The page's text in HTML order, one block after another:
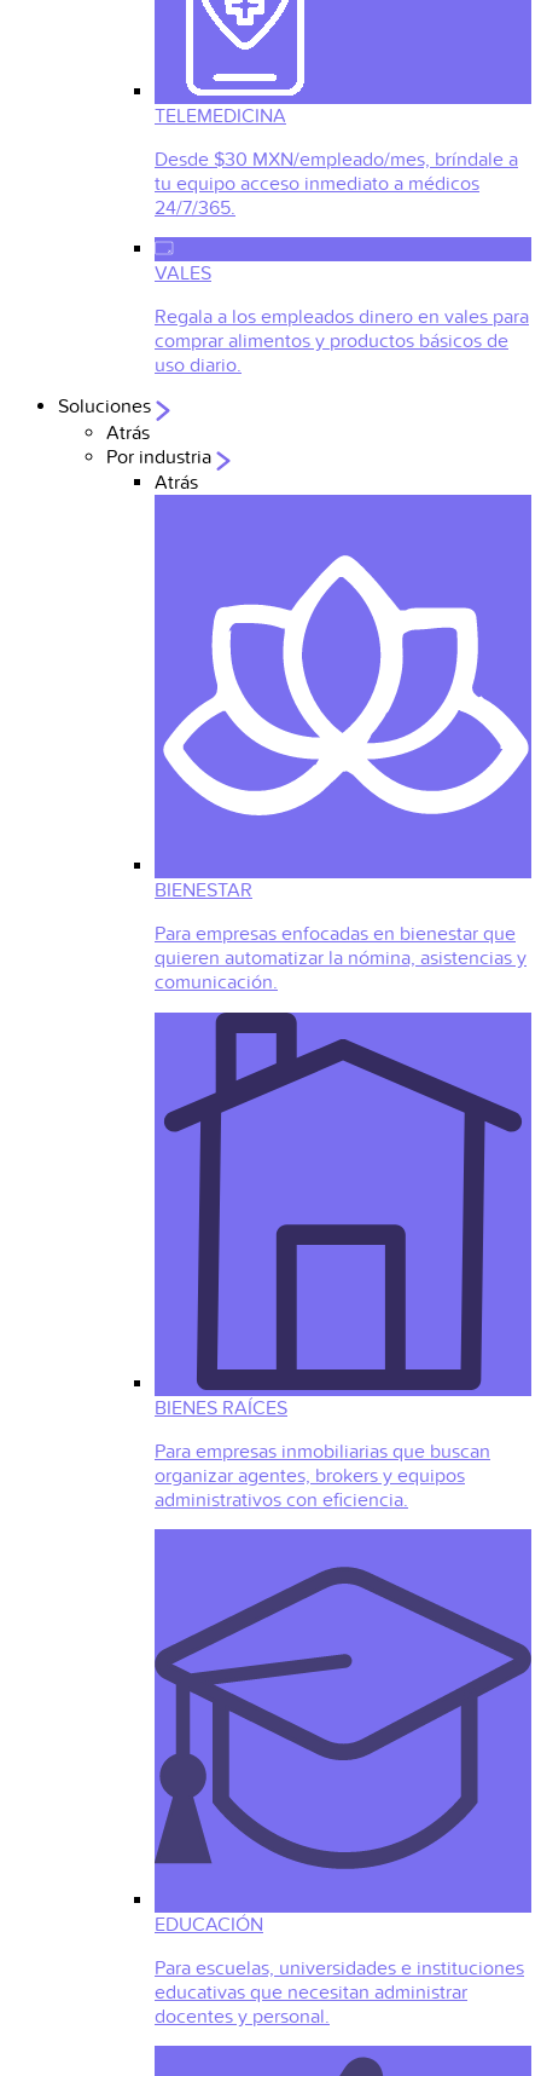
TELEMEDICINA
Desde $30 MXN/empleado/mes, bríndale a
tu equipo acceso inmediato a médicos
24/7/365.
VALES
Regala a los empleados dinero en vales para
comprar alimentos y productos básicos de
uso diario.
Soluciones
Atrás
Por industria
Atrás
BIENESTAR
Para empresas enfocadas en bienestar que
quieren automatizar la nómina, asistencias y
comunicación.
BIENES RAÍCES
Para empresas inmobiliarias que buscan
organizar agentes, brokers y equipos
administrativos con eficiencia.
EDUCACIÓN
Para escuelas, universidades e instituciones
educativas que necesitan administrar
docentes y personal.